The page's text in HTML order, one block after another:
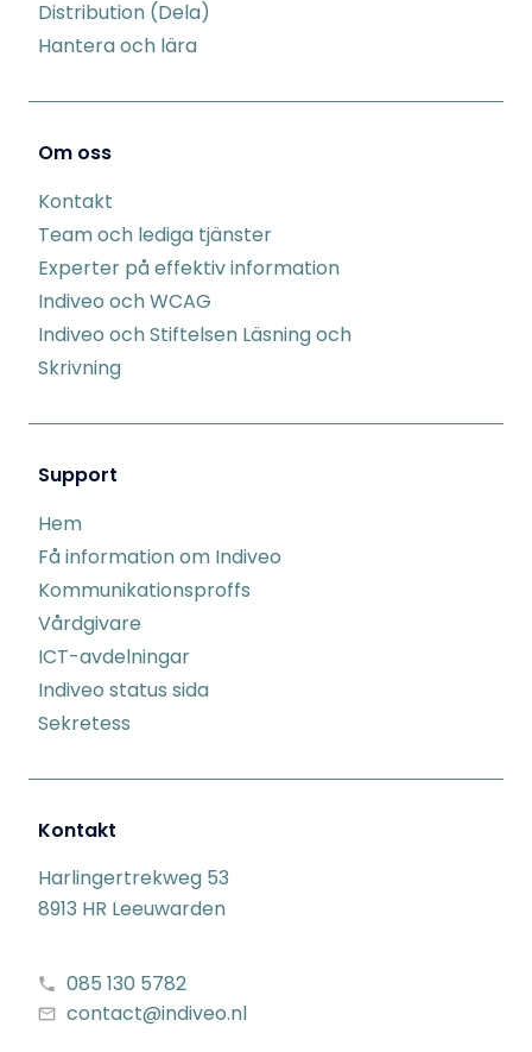
Distribution (Dela)
Hantera och lära
Om oss
Kontakt
Team och lediga tjänster
Experter på effektiv information
Indiveo och WCAG
Indiveo och Stiftelsen Läsning och
Skrivning
Support
Hem
Få information om Indiveo
Kommunikationsproffs
Vårdgivare
ICT-avdelningar
Indiveo status sida
Sekretess
Kontakt
Harlingertrekweg 53
8913 HR Leeuwarden
085 130 5782
contact@indiveo.nl